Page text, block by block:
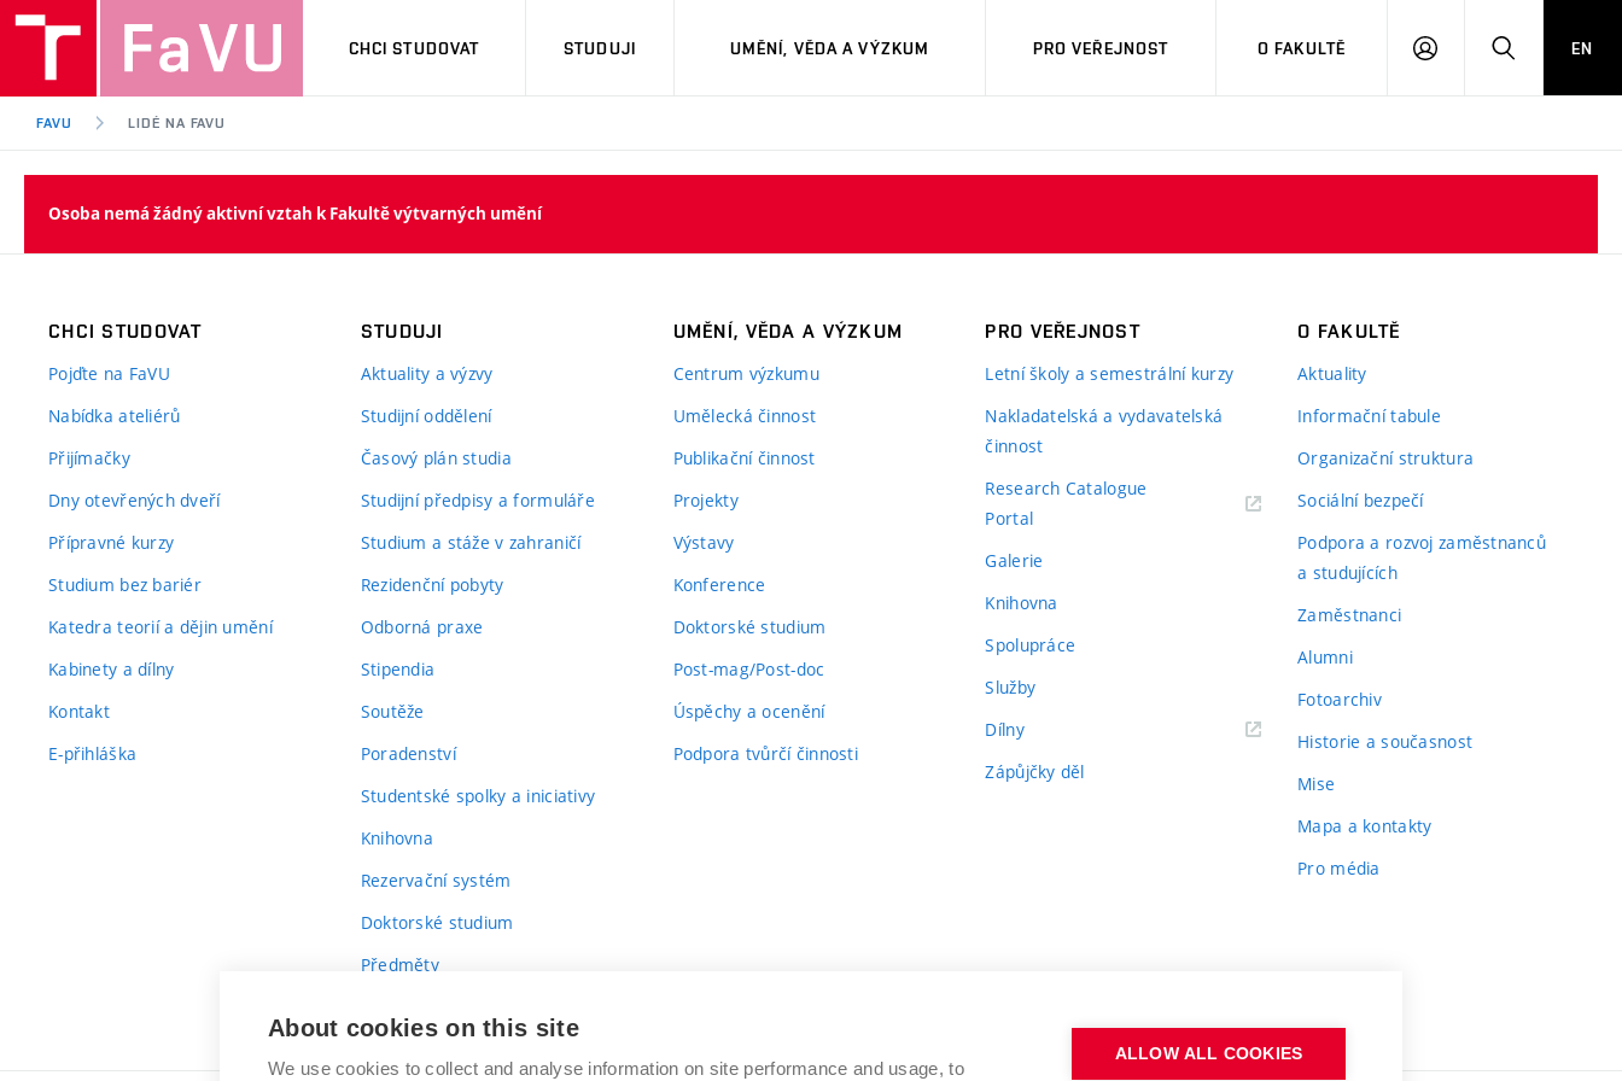
CHCI STUDOVAT STUDUJI UMĚNÍ, VĚDA A VÝZKUM PRO VEŘEJNOST O FAKULTĚ
PŘIHLÁSITHLEDAT
EN
FAVU LIDÉ NA FAVU
Osoba nemá žádný aktivní vztah k Fakultě výtvarných umění
CHCI STUDOVAT
Pojďte na FaVU
Nabídka ateliérů
Přijímačky
Dny otevřených dveří
Přípravné kurzy
Studium bez bariér
Katedra teorií a dějin umění
Kabinety a dílny
Kontakt
E-přihláška
STUDUJI
Aktuality a výzvy
Studijní oddělení
Časový plán studia
Studijní předpisy a formuláře
Studium a stáže v zahraničí
Rezidenční pobyty
Odborná praxe
Stipendia
Soutěže
Poradenství
Studentské spolky a iniciativy
Knihovna
Rezervační systém
Doktorské studium
Předměty
UMĚNÍ, VĚDA A VÝZKUM
Centrum výzkumu
Umělecká činnost
Publikační činnost
Projekty
Výstavy
Konference
Doktorské studium
Post-mag/Post-doc
Úspěchy a ocenění
Podpora tvůrčí činnosti
PRO VEŘEJNOST
Letní školy a semestrální kurzy
Nakladatelská a vydavatelská
činnost
Research Catalogue
Portal
Galerie
Knihovna
Spolupráce
Služby
Dílny
Zápůjčky děl
O FAKULTĚ
Aktuality
Informační tabule
Organizační struktura
Sociální bezpečí
Podpora a rozvoj zaměstnanců
a studujících
Zaměstnanci
Alumni
Fotoarchiv
Historie a současnost
Mise
Mapa a kontakty
Pro média
About cookies on this site
We use cookies to collect and analyse information on site performance and usage, to
ALLOW ALL COOKIES